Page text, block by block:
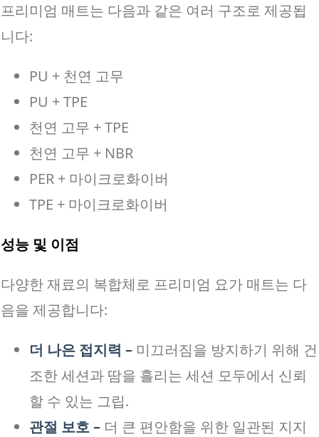
프리미엄 매트는 다음과 같은 여러 구조로 제공됩
니다:
PU + 천연 고무
PU + TPE
천연 고무 + TPE
천연 고무 + NBR
PER + 마이크로화이버
TPE + 마이크로화이버
성능 및 이점
다양한 재료의 복합체로 프리미엄 요가 매트는 다
음을 제공합니다:
더 나은 접지력 – 미끄러짐을 방지하기 위해 건
조한 세션과 땀을 흘리는 세션 모두에서 신뢰
할 수 있는 그립.
관절 보호 – 더 큰 편안함을 위한 일관된 지지